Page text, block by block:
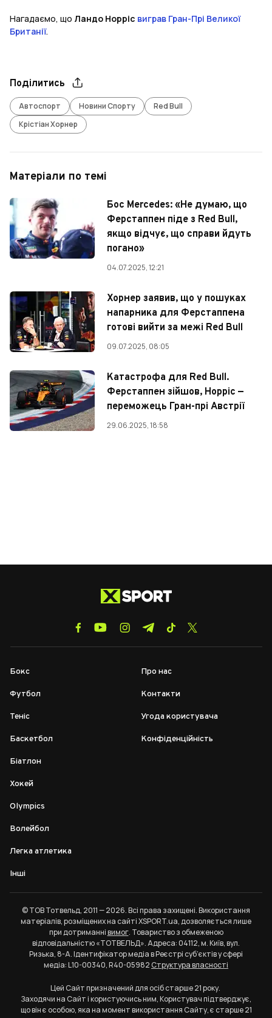
Нагадаємо, що Ландо Норріс виграв Гран-Прі Великої
Британії.
Поділитись
Автоспорт Новини Спорту
Red Bull
Крістіан Хорнер
Матеріали по темі
Бос Mercedes: «Не думаю, що
Ферстаппен піде з Red Bull,
якщо відчує, що справи йдуть
погано»
04.07.2025, 12:21
Хорнер заявив, що у пошуках
напарника для Ферстаппена
готові вийти за межі Red Bull
09.07.2025, 08:05
Катастрофа для Red Bull.
Ферстаппен зійшов, Норріс —
переможець Гран-прі Австрії
29.06.2025, 18:58
Бокс
Футбол
Теніс
Баскетбол
Біатлон
Хокей
Olympics
Волейбол
Легка атлетика
Інші
Про нас
Контакти
Угода користувача
Конфіденційність
© ТОВ Тотвельд, 2011 — 2026. Всі права захищені. Використання
матеріалів, розміщених на сайті XSPORT.ua, дозволяється лише
при дотриманнівимог. Товариство з обмеженою
відповідальністю «ТОТВЕЛЬД». Адреса: 04112, м. Київ, вул.
Ризька, 8-А. Ідентифікатор медіа в Реєстрі суб’єктів у сфері
медіа: L10-00340, R40-05982Структура власності
Цей Сайт призначений для осіб старше 21 року.
Заходячи на Сайт і користуючись ним, Користувач підтверджує,
що він є особою, яка на момент використання Сайту, є старше 21